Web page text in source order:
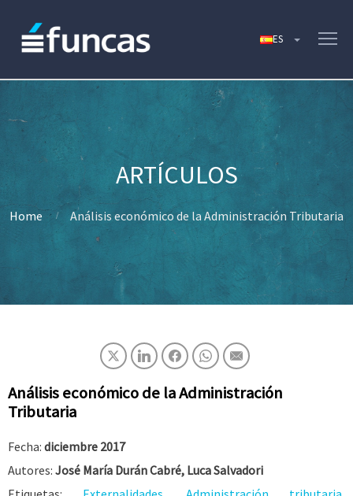
Home Análisis económico de la Administración Tributaria
Análisis económico de la Administración
Tributaria
Fecha: diciembre 2017
Autores: José María Durán Cabré, Luca Salvadori